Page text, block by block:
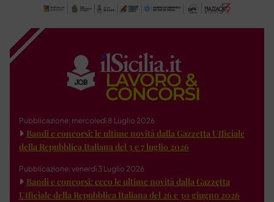
Pubblicazione: mercoledì 8 Luglio 2026
Bandi e concorsi: le ultime novità dalla Gazzetta Ufficiale
della Repubblica Italiana del 3 e 7 luglio 2026
Pubblicazione: venerdì 3 Luglio 2026
Bandi e concorsi: ecco le ultime novità dalla Gazzetta
Ufficiale della Repubblica Italiana del 26 e 30 giugno 2026